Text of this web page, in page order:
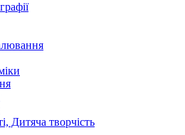
Дитяча творчість